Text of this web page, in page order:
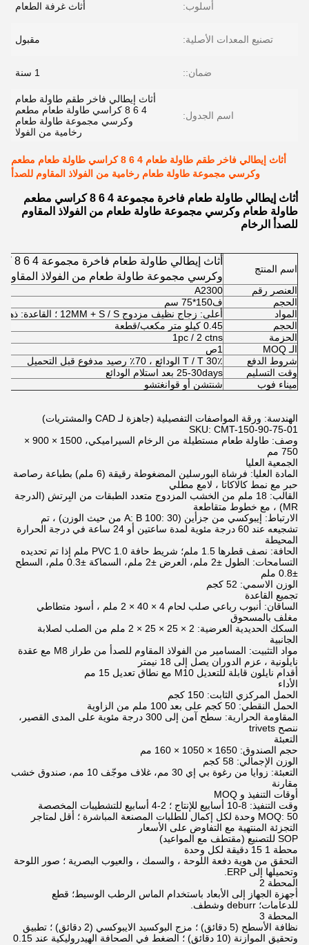
أسلوب: أثاث غرفة الطعام
تصنيع المعدات الأصلية: مقبول
ضمان:: 1 سنة
اسم الجدول:
أثاث إيطالي فاخر طقم طاولة طعام
4 6 8 كراسي طاولة طعام مطعم
وكرسي مجموعة طاولة طعام
رخامية من الفولا
أثاث إيطالي فاخر طقم طاولة طعام 4 6 8 كراسي طاولة طعام مطعم
وكرسي مجموعة طاولة طعام رخامية من الفولاذ المقاوم للصدأ
أثاث إيطالي طاولة طعام فاخرة مجموعة 4 6 8 كراسي مطعم
طاولة طعام وكرسي مجموعة طاولة طعام من الفولاذ المقاوم
للصدأ الرخام
اسم المنتج
أثاث
وكرسي مجموعة طاولة طعام من الفولاذ المقاوم
العنصر رقم
A2300
الحجم
ف150*75 سم
المواد
أعلى: زجاج نظيف مزدوج 12MM + S / S ؛ القاعدة: ذهب الشمبانيا الممشط
الحجم
0.45 كيلو متر مكعب/قطعة
الحزمة
1pc / 2 ctns
الـ MOQ
1ص
شروط الدفع
T / T 30٪ الودائع ، 70٪ رصيد مدفوع قبل التحميل
وقت التسليم
25-30days بعد استلام الودائع
ميناء فوب
شنتشن أو قوانغتشو
الهندسة: ورقة المواصفات التفصيلية (جاهزة لـ CAD والمشتريات)
SKU: CMT-150-90-75-01
وصف: طاولة طعام مستطيلة من الرخام السيراميكي، 1500 × 900 ×
750 مم
الجمعية العليا
المادة العليا: فرشاة البورسلين المضغوطة رقيقة (6 ملم) بطباعة رصاصة
حبر مع نمط كالاكاتا ، لامع مطلي
القالب: 18 ملم من الخشب المزدوج متعدد الطبقات من البِرتش (الدرجة
MR) ، مع خطوط متقاطعة
الارتباط: إيبوكسي من جزأين (A: B 100: 30 من حيث الوزن) ، تم
تشجيعه عند 60 درجة مئوية لمدة ساعتين أو 24 ساعة في درجة الحرارة
المحيطة
الحافة: نصف قطرها 1.5 ملم؛ شريط حافة PVC 1.0 ملم إذا تم تحديده
التسامحات: الطول ±2 ملم، العرض ±2 ملم، السماكة ±0.3 ملم، السطح
±0.8 ملم
الوزن الاسمي: 52 كجم
تجميع القاعدة
الساقان: أنبوب رباعي صلب لحام 4 × 40 × 2 ملم ، أسود متطاطي
مغلف بالمسحوق
السكك الحديدية العرضية: 2 × 25 × 25 × 2 ملم من الصلب لصلابة
الجانبية
مواد التثبيت: المسامير من الفولاذ المقاوم للصدأ من طراز M8 مع عقدة
نايلونية ، عزم الدوران يصل إلى 18 نيمتر
أقدام نايلون قابلة للتعديل M10 مع نطاق تعديل 15 مم
الأداء
الحمل المركزي الثابت: 150 كجم
الحمل النقطي: 50 كجم على بعد 100 ملم من الزاوية
المقاومة الحرارية: سطح آمن إلى 300 درجة مئوية على المدى القصير،
ننصح trivets
التعبئة
حجم الصندوق: 1650 × 1050 × 160 مم
الوزن الإجمالي: 58 كجم
التعبئة: زوايا من رغوة بي إي 30 مم، غلاف موجّف 10 مم، صندوق خشب
مقارنة
أوقات التنفيذ و MOQ
وقت التنفيذ: 8-10 أسابيع للإنتاج ؛ 2-4 أسابيع للتشطيبات المخصصة
MOQ: 50 وحدة لكل إكمال للطلبات المصنعة المباشرة ؛ أقل لمتاجر
التجزئة المنتهية مع التفاوض على الأسعار
SOP للتصنيع (مقتطف مع المواعيد)
محطة 1 15 دقيقة لكل وحدة
التحقق من هوية دفعة اللوحة ، والسمك ، والعيوب البصرية ؛ صور اللوحة
وتحميلها إلى ERP.
المحطة 2
أجهزة الجهاز إلى الأبعاد باستخدام الماس الرطب الوسيط؛ قطع
للدعامات؛ deburr وشطف.
المحطة 3
نظافة الأسطح (5 دقائق) ؛ مزج البوكسيد الايبوكسي (2 دقائق) ؛ تطبيق
وتحقيق الموازنة (10 دقائق) ؛ الضغط في الصحافة الهيدروليكية عند 0.15